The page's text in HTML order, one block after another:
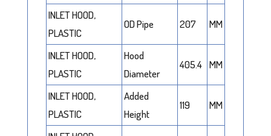
INLET HOOD,
PLASTIC
OD Pipe 207 MM
INLET HOOD,
PLASTIC
Hood
Diameter
405.4 MM
INLET HOOD,
PLASTIC
Added
Height
119 MM